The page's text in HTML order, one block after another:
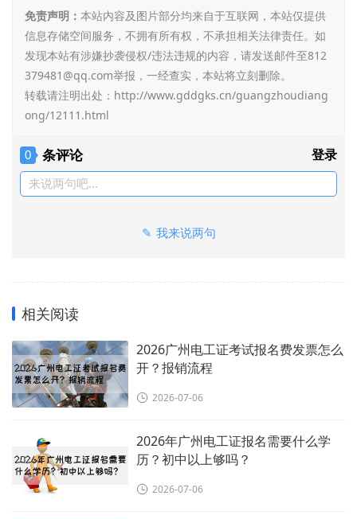
免责声明： 本站内容及图片部分均来自于互联网，本站仅提供
信息存储空间服务，不拥有所有权，不承担相关法律责任。如
发现本站有涉嫌抄袭侵权/违法违规的内容，请发送邮件至812
379481@qq.com举报，一经查实，本站将立刻删除。
转载请注明出处： http://www.gddgks.cn/guangzhoudiang
ong/12111.html
0 条评论 登录
来说两句吧...
我来说两句
相关阅读
2026广州电工证考试报名费发票怎么
开？报销流程
2026-07-06
2026年广州电工证报名需要什么学
历？初中以上够吗？
2026-07-06